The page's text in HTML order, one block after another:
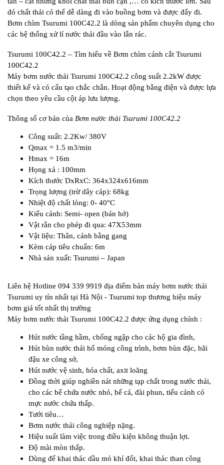
đó chất thải có thể dễ dàng đi vào buồng bơm và được đẩy đi.
Bơm chìm Tsurumi 100C42.2 là dòng sản phẩm chuyên dụng cho
các hệ thống xử lí nước thải đầu vào lẫn rác.
Tsurumi 100C42.2 – Tìm hiểu về Bơm chìm cánh cắt Tsurumi
100C42.2
Máy bơm nước thải Tsurumi 100C42.2 công suất 2.2kW được
thiết kế và có cấu tạo chắc chắn. Hoạt động bằng điện và được lựa
chọn theo yêu cầu cột áp lưu lượng.
Thông số cơ bản của Bơm nước thải Tsurumi 100C42.2
Công suất: 2.2Kw/ 380V
Qmax = 1.5 m3/min
Hmax = 16m
Họng xả : 100mm
Kích thước DxRxC: 364x324x616mm
Trọng lượng (trừ dây cáp): 68kg
Nhiệt độ chất lỏng: 0- 40°C
Kiểu cánh: Semi- open (bán hở)
Vật rắn cho phép đi qua: 47X53mm
Vật liệu: Thân, cánh bằng gang
Kèm cáp tiêu chuẩn: 6m
Nhà sản xuất: Tsurumi – Japan
Liên hệ Hotline 094 339 9919 địa điểm bán máy bơm nước thải
Tsurumi uy tín nhất tại Hà Nội - Tsurumi top thương hiệu máy
bơm giá tốt nhất thị trường
Máy bơm nước thải Tsurumi 100C42.2 được ứng dụng chính :
Hút nước tầng hầm, chống ngập cho các hộ gia đình,
Hút bùn nước thải hố móng công trình, bơm bùn đặc, bãi
đậu xe công sở,
Hút nước vệ sinh, hóa chất, axit loãng
Đồng thời giúp nghiền nát những tạp chất trong nước thải,
cho các bể chứa nước nhỏ, bể cá, đài phun, tiểu cảnh có
mực nước chứa thấp.
Tưới tiêu…
Bơm nước thải công nghiệp nặng.
Hiệu suất làm việc trong điều kiện không thuận lợi.
Độ mài mòn thấp.
Dùng để khai thác dầu mỏ khí đốt, khai thác than công